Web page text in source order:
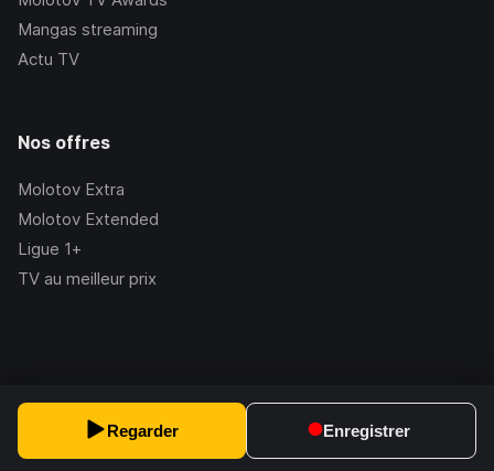
Regarder Enregistrer
Mangas streaming
Actu TV
Nos offres
Molotov Extra
Molotov Extended
Ligue 1+
TV au meilleur prix
2.228.1